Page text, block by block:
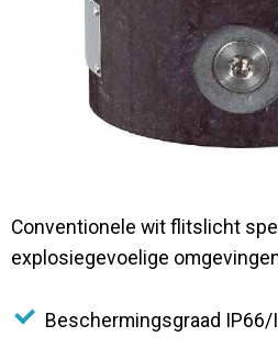
Conventionele wit flitslicht
explosiegevoelige
Beschermingsgraad IP66/